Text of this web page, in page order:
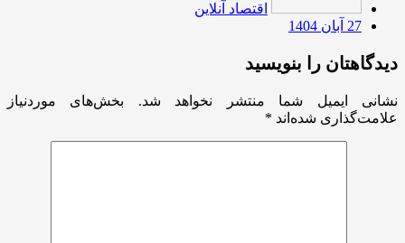
اقتصاد آنلاین
27 آبان 1404
دیدگاهتان را بنویسید
نشانی ایمیل شما منتشر نخواهد شد.
بخش‌های موردنیاز
علامت‌گذاری شده‌اند *